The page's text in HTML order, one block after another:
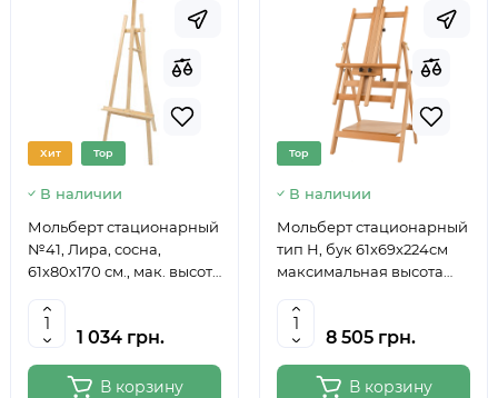
Хит Top
В наличии
Мольберт стационарный
№41, Лира, сосна,
61х80х170 см., мак. высота
Studio
1 034 грн.
В корзину
Top
В наличии
Мольберт стационарный
тип Н, бук 61x69x224см
максимальная высота
6059
8 505 грн.
В корзину